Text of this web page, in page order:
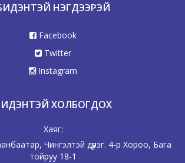
НЭГДЭЭРЭЙ
Facebook
Twitter
Instagram
ХОЛБОГДОХ
Хаяг:
Чингэлтэй дүүрэг. 4-р Хороо, Бага
тойруу 18-1